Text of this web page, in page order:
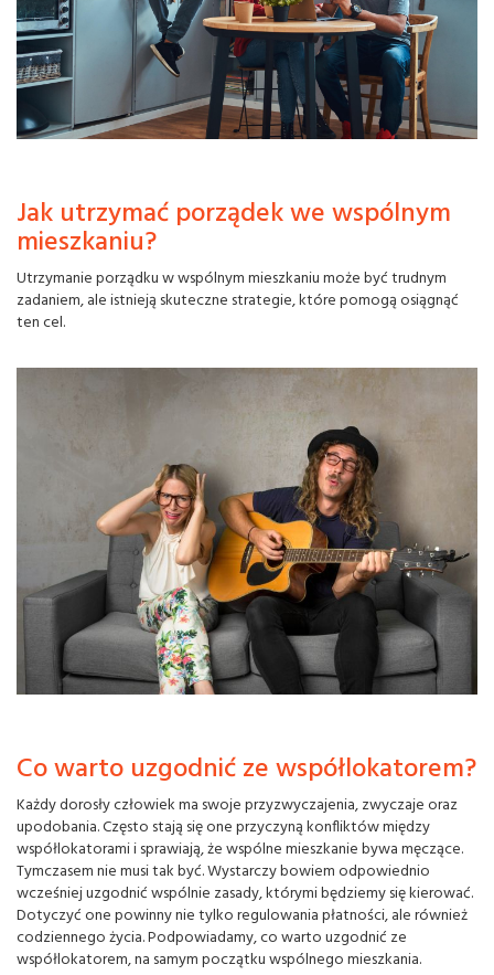
Jak utrzymać porządek we wspólnym
mieszkaniu?
Utrzymanie porządku w wspólnym mieszkaniu może być trudnym
zadaniem, ale istnieją skuteczne strategie, które pomogą osiągnąć
ten cel.
Co warto uzgodnić ze współlokatorem?
Każdy dorosły człowiek ma swoje przyzwyczajenia, zwyczaje oraz
upodobania. Często stają się one przyczyną konfliktów między
współlokatorami i sprawiają, że wspólne mieszkanie bywa męczące.
Tymczasem nie musi tak być. Wystarczy bowiem odpowiednio
wcześniej uzgodnić wspólnie zasady, którymi będziemy się kierować.
Dotyczyć one powinny nie tylko regulowania płatności, ale również
codziennego życia. Podpowiadamy, co warto uzgodnić ze
współlokatorem, na samym początku wspólnego mieszkania.